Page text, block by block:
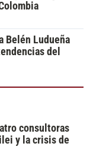
Belén Ludueña
del
consultoras
y la crisis de